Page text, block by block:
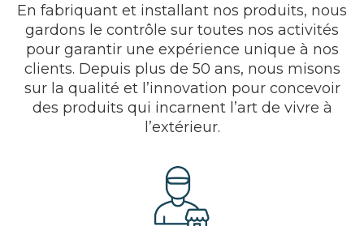
En fabriquant et installant nos produits, nous
gardons le contrôle sur toutes nos activités
pour garantir une expérience unique à nos
clients. Depuis plus de 50 ans, nous misons
sur la qualité et l’innovation pour concevoir
des produits qui incarnent l’art de vivre à
l’extérieur.